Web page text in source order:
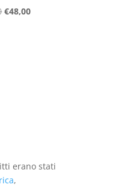
Il
€48,00Il
erano stati
,